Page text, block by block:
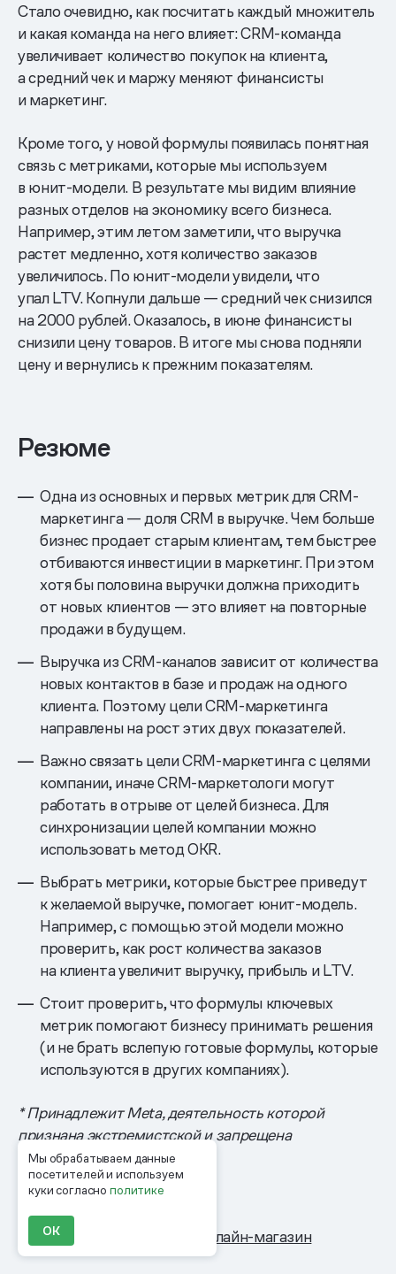
Мы обрабатываем данные
посетителей и используем
куки согласнополитике
ОК
Стало очевидно, как посчитать каждый множитель
и какая команда на него влияет: CRM-команда
увеличивает количество покупок на клиента,
а средний чек и маржу меняют финансисты
и маркетинг.
Кроме того, у новой формулы появилась понятная
связь с метриками, которые мы используем
в юнит-модели. В результате мы видим влияние
разных отделов на экономику всего бизнеса.
Например, этим летом заметили, что выручка
растет медленно, хотя количество заказов
увеличилось. По юнит-модели увидели, что
упал LTV. Копнули дальше — средний чек снизился
на 2000 рублей. Оказалось, в июне финансисты
снизили цену товаров. В итоге мы снова подняли
цену и вернулись к прежним показателям.
Резюме
Одна из основных и первых метрик для CRM-
маркетинга — доля CRM в выручке. Чем больше
бизнес продает старым клиентам, тем быстрее
отбиваются инвестиции в маркетинг. При этом
хотя бы половина выручки должна приходить
от новых клиентов — это влияет на повторные
продажи в будущем.
Выручка из CRM-каналов зависит от количества
новых контактов в базе и продаж на одного
клиента. Поэтому цели CRM-маркетинга
направлены на рост этих двух показателей.
Важно связать цели CRM-маркетинга с целями
компании, иначе CRM-маркетологи могут
работать в отрыве от целей бизнеса. Для
синхронизации целей компании можно
использовать метод OKR.
Выбрать метрики, которые быстрее приведут
к желаемой выручке, помогает юнит-модель.
Например, с помощью этой модели можно
проверить, как рост количества заказов
на клиента увеличит выручку, прибыль и LTV.
Стоит проверить, что формулы ключевых
метрик помогают бизнесу принимать решения
(и не брать вслепую готовые формулы, которые
используются в других компаниях).
* Принадлежит Meta, деятельность которой
признана экстремистской и запрещена
на территории России.
Теги: Онлайн-магазин